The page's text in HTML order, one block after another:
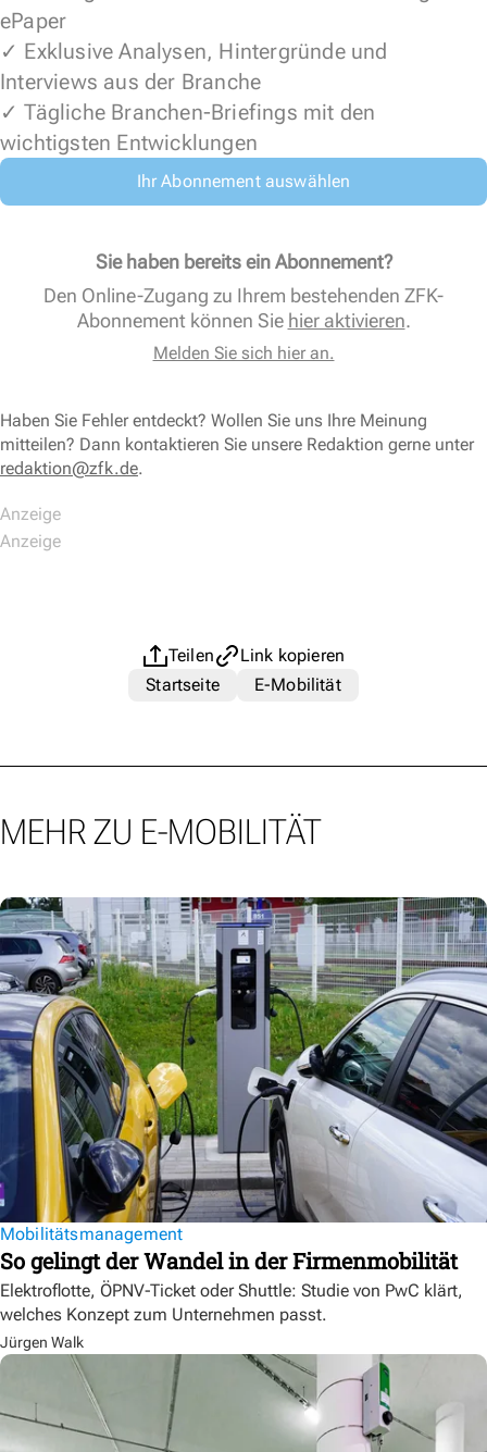
ePaper
✓ Exklusive Analysen, Hintergründe und
Interviews aus der Branche
✓ Tägliche Branchen-Briefings mit den
wichtigsten Entwicklungen
Ihr Abonnement auswählen
Sie haben bereits ein Abonnement?
Den Online-Zugang zu Ihrem bestehenden ZFK-
Abonnement können Sie hier aktivieren.
Melden Sie sich hier an.
Haben Sie Fehler entdeckt? Wollen Sie uns Ihre Meinung
mitteilen? Dann kontaktieren Sie unsere Redaktion gerne unter
redaktion@zfk.de.
Teilen
Link kopieren
Startseite
E-Mobilität
MEHR ZU E-MOBILITÄT
Mobilitätsmanagement
So gelingt der Wandel in der Firmenmobilität
Elektroflotte, ÖPNV-Ticket oder Shuttle: Studie von PwC klärt,
welches Konzept zum Unternehmen passt.
Jürgen Walk